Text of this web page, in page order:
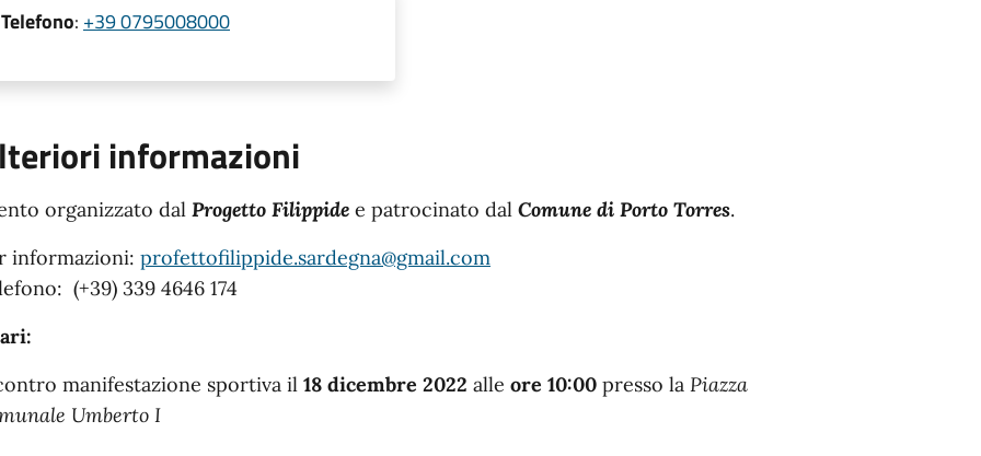
Telefono: +39 0795008000
informazioni
organizzato dal Progetto Filippide e patrocinato dal Comune di Porto Torres.
informazioni: profettofilippide.sardegna@gmail.com
(+39) 339 4646 174
manifestazione sportiva il 18 dicembre 2022 alle ore 10:00 presso la Piazza
Umberto I